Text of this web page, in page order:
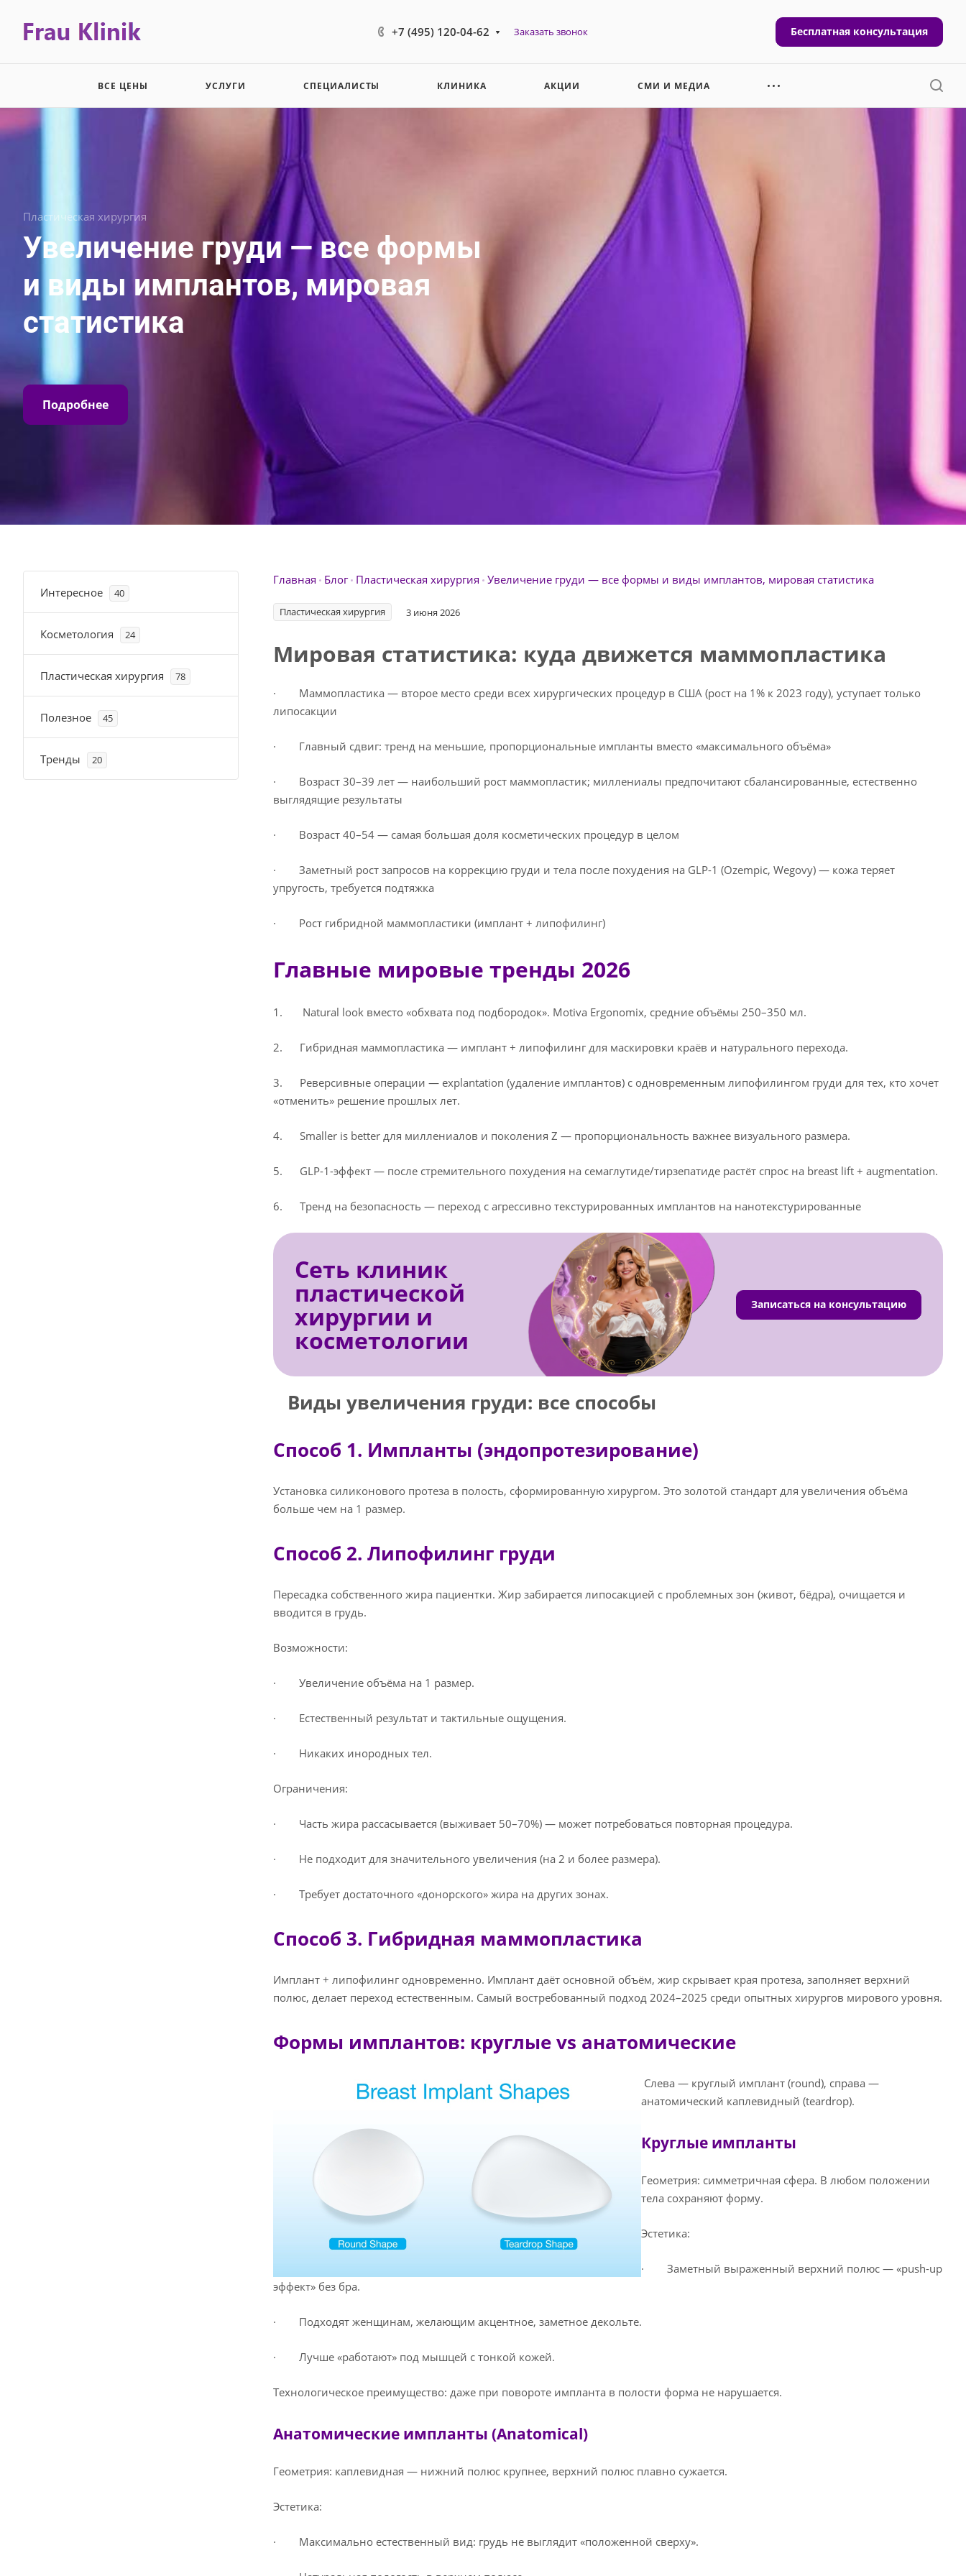
+7 (495) 120-04-62 Заказать звонок Бесплатная консультация
ВСЕ ЦЕНЫ УСЛУГИ СПЕЦИАЛИСТЫ КЛИНИКА АКЦИИ СМИ И МЕДИА
Пластическая хирургия
Увеличение груди — все формы
и виды имплантов, мировая
статистика
Подробнее
Главная Блог Пластическая хирургия Увеличение груди — все формы и виды имплантов, мировая статистика
Пластическая хирургия 3 июня 2026
Мировая статистика: куда движется маммопластика
· Маммопластика — второе место среди всех хирургических процедур в США (рост на 1% к 2023 году), уступает только
липосакции
· Главный сдвиг: тренд на меньшие, пропорциональные импланты вместо «максимального объёма»
· Возраст 30–39 лет — наибольший рост маммопластик; миллениалы предпочитают сбалансированные, естественно
выглядящие результаты
· Возраст 40–54 — самая большая доля косметических процедур в целом
· Заметный рост запросов на коррекцию груди и тела после похудения на GLP-1 (Ozempic, Wegovy) — кожа теряет
упругость, требуется подтяжка
· Рост гибридной маммопластики (имплант + липофилинг)
Главные мировые тренды 2026
1. Natural look вместо «обхвата под подбородок». Motiva Ergonomix, средние объёмы 250–350 мл.
2. Гибридная маммопластика — имплант + липофилинг для маскировки краёв и натурального перехода.
3. Реверсивные операции — explantation (удаление имплантов) с одновременным липофилингом груди для тех, кто хочет
«отменить» решение прошлых лет.
4. Smaller is better для миллениалов и поколения Z — пропорциональность важнее визуального размера.
5. GLP-1-эффект — после стремительного похудения на семаглутиде/тирзепатиде растёт спрос на breast lift + augmentation.
6. Тренд на безопасность — переход с агрессивно текстурированных имплантов на нанотекстурированные
Сеть клиник
пластической
хирургии и
косметологии
Записаться на консультацию
Виды увеличения груди: все способы
Способ 1. Импланты (эндопротезирование)
Установка силиконового протеза в полость, сформированную хирургом. Это золотой стандарт для увеличения объёма
больше чем на 1 размер.
Способ 2. Липофилинг груди
Пересадка собственного жира пациентки. Жир забирается липосакцией с проблемных зон (живот, бёдра), очищается и
вводится в грудь.
Возможности:
· Увеличение объёма на 1 размер.
· Естественный результат и тактильные ощущения.
· Никаких инородных тел.
Ограничения:
· Часть жира рассасывается (выживает 50–70%) — может потребоваться повторная процедура.
· Не подходит для значительного увеличения (на 2 и более размера).
· Требует достаточного «донорского» жира на других зонах.
Способ 3. Гибридная маммопластика
Имплант + липофилинг одновременно. Имплант даёт основной объём, жир скрывает края протеза, заполняет верхний
полюс, делает переход естественным. Самый востребованный подход 2024–2025 среди опытных хирургов мирового уровня.
Формы имплантов: круглые vs анатомические
Слева — круглый имплант (round), справа —
анатомический каплевидный (teardrop).
Круглые импланты
Геометрия: симметричная сфера. В любом положении
тела сохраняют форму.
Эстетика:
· Заметный выраженный верхний полюс — «push-up
эффект» без бра.
· Подходят женщинам, желающим акцентное, заметное декольте.
· Лучше «работают» под мышцей с тонкой кожей.
Технологическое преимущество: даже при повороте импланта в полости форма не нарушается.
Анатомические импланты (Anatomical)
Геометрия: каплевидная — нижний полюс крупнее, верхний полюс плавно сужается.
Эстетика:
· Максимально естественный вид: грудь не выглядит «положенной сверху».
Интересное 40
Косметология 24
Пластическая хирургия 78
Полезное 45
Тренды 20